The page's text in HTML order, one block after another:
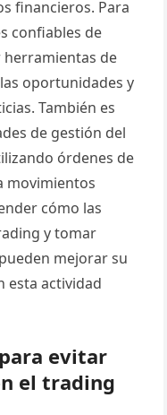
financieros. Para
confiables de
de
oportunidades y
También es
de gestión del
órdenes de
movimientos
cómo las
y tomar
mejorar su
esta actividad
evitar
el trading